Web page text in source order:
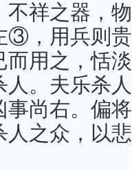
祥之器，
③，用兵则
而用之，恬
人。夫乐杀
事尚右。偏
人之众，以